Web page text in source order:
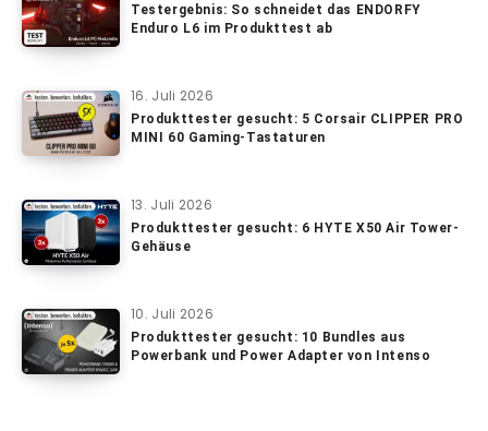
Testergebnis: So schneidet das ENDORFY
Enduro L6 im Produkttest ab
16. Juli 2026
Produkttester gesucht: 5 Corsair CLIPPER PRO
MINI 60 Gaming-Tastaturen
13. Juli 2026
Produkttester gesucht: 6 HYTE X50 Air Tower-
Gehäuse
10. Juli 2026
Produkttester gesucht: 10 Bundles aus
Powerbank und Power Adapter von Intenso